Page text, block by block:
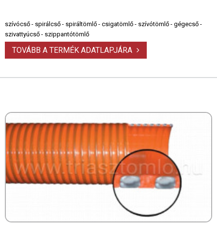
szívócső - spirálcső - spiráltömlő - csigatömlő - szívótömlő - gégecső -
szivattyúcső - szippantótömlő
TOVÁBB A TERMÉK ADATLAPJÁRA